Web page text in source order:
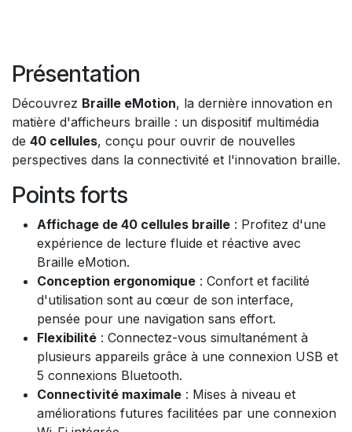
Présentation
Découvrez Braille eMotion, la dernière innovation en
matière d'afficheurs braille : un dispositif multimédia
de 40 cellules, conçu pour ouvrir de nouvelles
perspectives dans la connectivité et l'innovation braille.
Points forts
Affichage de 40 cellules braille : Profitez d'une
expérience de lecture fluide et réactive avec
Braille eMotion.
Conception ergonomique : Confort et facilité
d'utilisation sont au cœur de son interface,
pensée pour une navigation sans effort.
Flexibilité : Connectez-vous simultanément à
plusieurs appareils grâce à une connexion USB et
5 connexions Bluetooth.
Connectivité maximale : Mises à niveau et
améliorations futures facilitées par une connexion